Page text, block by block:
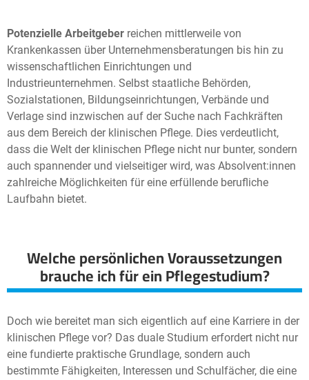
Potenzielle Arbeitgeber reichen mittlerweile von
Krankenkassen über Unternehmensberatungen bis hin zu
wissenschaftlichen Einrichtungen und
Industrieunternehmen. Selbst staatliche Behörden,
Sozialstationen, Bildungseinrichtungen, Verbände und
Verlage sind inzwischen auf der Suche nach Fachkräften
aus dem Bereich der klinischen Pflege. Dies verdeutlicht,
dass die Welt der klinischen Pflege nicht nur bunter, sondern
auch spannender und vielseitiger wird, was Absolvent:innen
zahlreiche Möglichkeiten für eine erfüllende berufliche
Laufbahn bietet.
Welche persönlichen Voraussetzungen
brauche ich für ein Pflegestudium?
Doch wie bereitet man sich eigentlich auf eine Karriere in der
klinischen Pflege vor? Das duale Studium erfordert nicht nur
eine fundierte praktische Grundlage, sondern auch
bestimmte Fähigkeiten, Interessen und Schulfächer, die eine